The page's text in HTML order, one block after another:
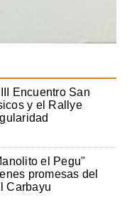
Encuentro San
y el Rallye
el Pegu"
promesas del
Carbayu